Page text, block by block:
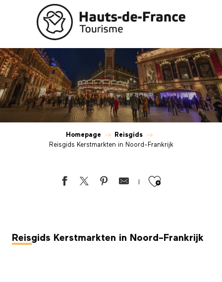
Homepage
Reisgids
Reisgids Kerstmarkten in Noord-Frankrijk
Reisgids Kerstmarkten in Noord-
Ajouter
Reisgids Kerstmarkten in Noord-Frankrijk